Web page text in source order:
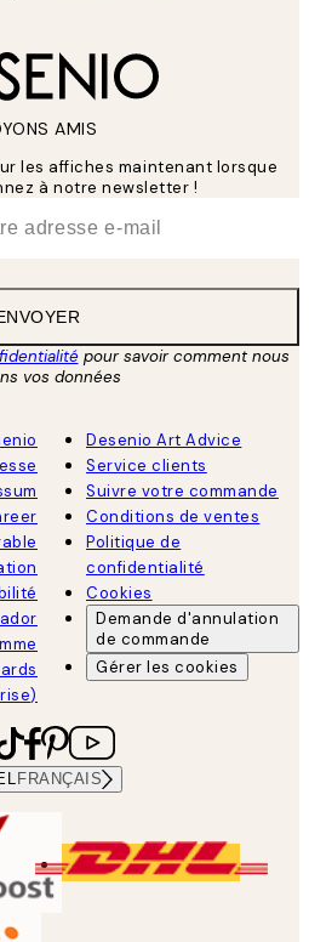
AMIS
les affiches maintenant lorsque
à notre newsletter !
pour savoir comment nous
vos données
Desenio Art Advice
Service clients
Suivre votre commande
Conditions de ventes
Politique de
confidentialité
Cookies
Demande d'annulation
de commande
Gérer les cookies
FRANÇAIS